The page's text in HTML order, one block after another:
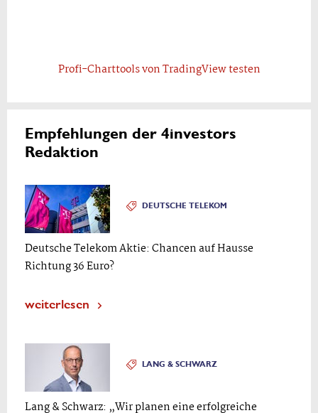
Profi-Charttools von TradingView testen
Empfehlungen der 4investors
Redaktion
DEUTSCHE TELEKOM
Deutsche Telekom Aktie: Chancen auf Hausse
Richtung 36 Euro?
weiterlesen
LANG & SCHWARZ
Lang & Schwarz: „Wir planen eine erfolgreiche